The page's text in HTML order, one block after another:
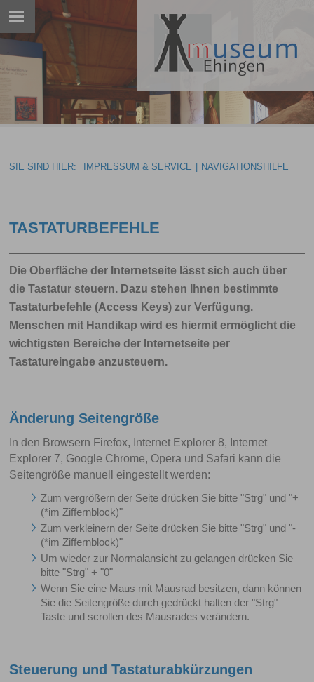
SIE SIND HIER: IMPRESSUM & SERVICE NAVIGATIONSHILFE
TASTATURBEFEHLE
Die Oberfläche der Internetseite lässt sich auch über
die Tastatur steuern. Dazu stehen Ihnen bestimmte
Tastaturbefehle (Access Keys) zur Verfügung.
Menschen mit Handikap wird es hiermit ermöglicht die
wichtigsten Bereiche der Internetseite per
Tastatureingabe anzusteuern.
Änderung Seitengröße
In den Browsern Firefox, Internet Explorer 8, Internet
Explorer 7, Google Chrome, Opera und Safari kann die
Seitengröße manuell eingestellt werden:
Zum vergrößern der Seite drücken Sie bitte "Strg" und "+
(*im Ziffernblock)"
Zum verkleinern der Seite drücken Sie bitte "Strg" und "-
(*im Ziffernblock)"
Um wieder zur Normalansicht zu gelangen drücken Sie
bitte "Strg" + "0"
Wenn Sie eine Maus mit Mausrad besitzen, dann können
Sie die Seitengröße durch gedrückt halten der "Strg"
Taste und scrollen des Mausrades verändern.
Steuerung und Tastaturabkürzungen